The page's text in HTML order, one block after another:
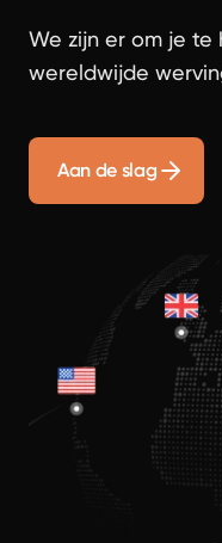
We zijn er om je te
wereldwijde
Aan de slag